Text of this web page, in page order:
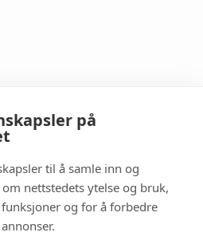
på
til å samle inn og
nettstedets ytelse og bruk,
og for å forbedre